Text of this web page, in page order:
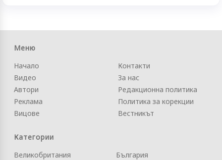
Меню
Начало
Видео
Автори
Реклама
Вицове
Контакти
За нас
Редакционна политика
Политика за корекции
Вестникът
Категории
Великобритания
България